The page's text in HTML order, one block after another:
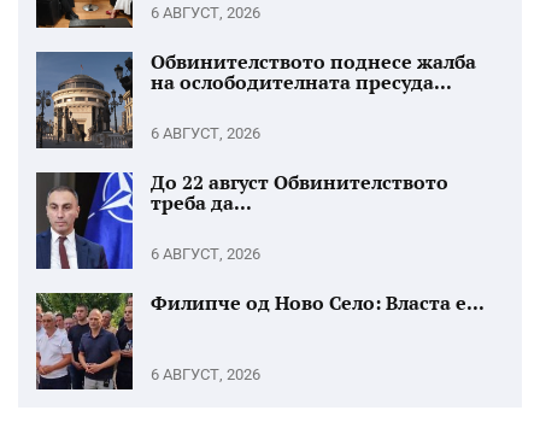
6 АВГУСТ, 2026
Обвинителството поднесе жалба
на ослободителната пресуда...
6 АВГУСТ, 2026
До 22 август Обвинителството
треба да...
6 АВГУСТ, 2026
Филипче од Ново Село: Власта е...
6 АВГУСТ, 2026